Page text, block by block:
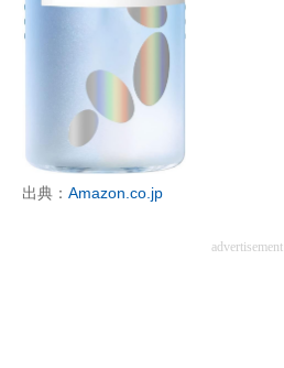
出典： Amazon.co.jp
advertisement